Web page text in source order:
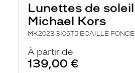
Lunettes de soleil
Michael Kors
MK2023 3106T5 ECAILLE FONCE
À partir de
139,00 €